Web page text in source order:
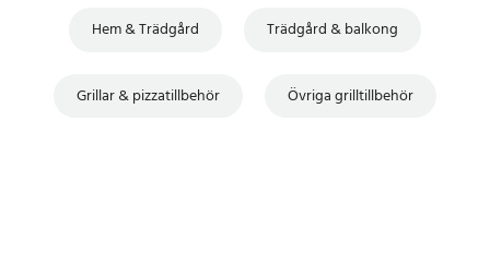
Hem & Trädgård Trädgård & balkong
Grillar & pizzatillbehör Övriga grilltillbehör